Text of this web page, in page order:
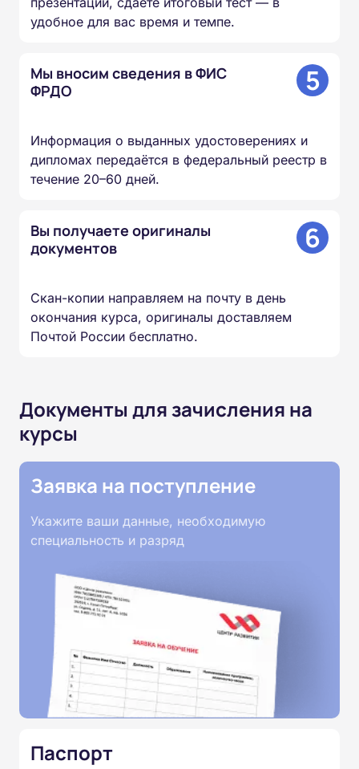
удобное для вас время и темпе.
Мы вносим сведения в ФИС
ФРДО
5
Информация о выданных удостоверениях и
дипломах передаётся в федеральный реестр в
течение 20–60 дней.
Вы получаете оригиналы
документов
6
Скан-копии направляем на почту в день
окончания курса, оригиналы доставляем
Почтой России бесплатно.
Документы для зачисления на
курсы
Заявка на поступление
Укажите ваши данные, необходимую
специальность и разряд
Паспорт